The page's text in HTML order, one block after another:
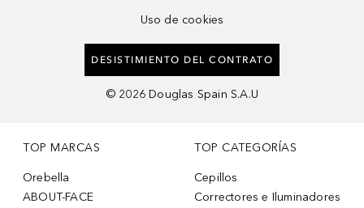
Uso de cookies
DESISTIMIENTO DEL CONTRATO
© 2026 Douglas Spain S.A.U
TOP MARCAS
Orebella
ABOUT-FACE
TOP CATEGORÍAS
Cepillos
Correctores e Iluminadores